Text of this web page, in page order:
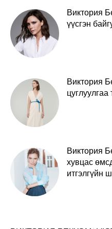
Виктория
үүсгэн
Виктория
Виктория
хувцас
итгэлгүйн